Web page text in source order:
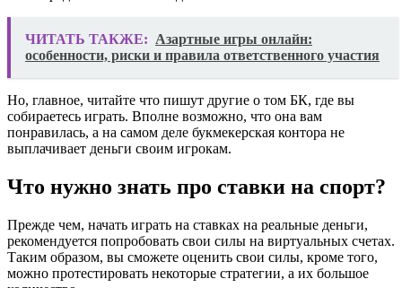
ЧИТАТЬ ТАКЖЕ: Азартные игры онлайн:
особенности, риски и правила ответственного участия
Но, главное, читайте что пишут другие о том БК, где вы
собираетесь играть. Вполне возможно, что она вам
понравилась, а на самом деле букмекерская контора не
выплачивает деньги своим игрокам.
Что нужно знать про ставки на спорт?
Прежде чем, начать играть на ставках на реальные деньги,
рекомендуется попробовать свои силы на виртуальных счетах.
Таким образом, вы сможете оценить свои силы, кроме того,
можно протестировать некоторые стратегии, а их большое